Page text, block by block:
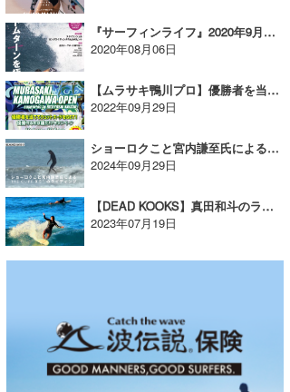
『サーフィンライフ』2020年9月号が8/7に発売‼【AD】
2020年08月06日
【ムラサキ鴨川プロ】優勝者を当ててウェットスーツをGET!!キャンペーン開催!!【AD】
2022年09月29日
ショーロクこと宮内謙至氏によるTHE CLIFF 9’5″ のライディング【AD】
2024年09月29日
【DEAD KOOKS】真田和斗のライディング動画が公開！【AD】
2023年07月19日
OYZ
S.K
Soulman
VAGY
waka☆=
YUKI☆
たっちー
まっきー
三輪予報士